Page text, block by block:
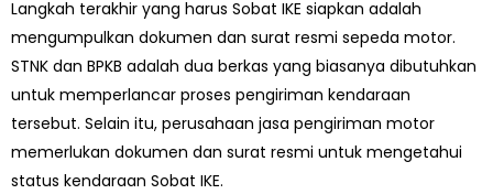
Langkah terakhir yang harus Sobat IKE siapkan adalah
mengumpulkan dokumen dan surat resmi sepeda motor.
STNK dan BPKB adalah dua berkas yang biasanya dibutuhkan
untuk memperlancar proses pengiriman kendaraan
tersebut. Selain itu, perusahaan jasa pengiriman motor
memerlukan dokumen dan surat resmi untuk mengetahui
status kendaraan Sobat IKE.